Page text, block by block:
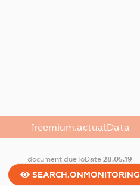
freemium.actualData
document.dueToDate28.05.19
SEARCH.ONMONITORING